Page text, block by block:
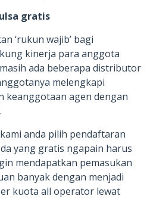
gratis
‘rukun wajib’ bagi
kinerja para anggota
ada beberapa distributor
melengkapi
keanggotaan agen dengan
anda pilih pendaftaran
yang gratis ngapain harus
mendapatkan pemasukan
banyak dengan menjadi
kuota all operator lewat